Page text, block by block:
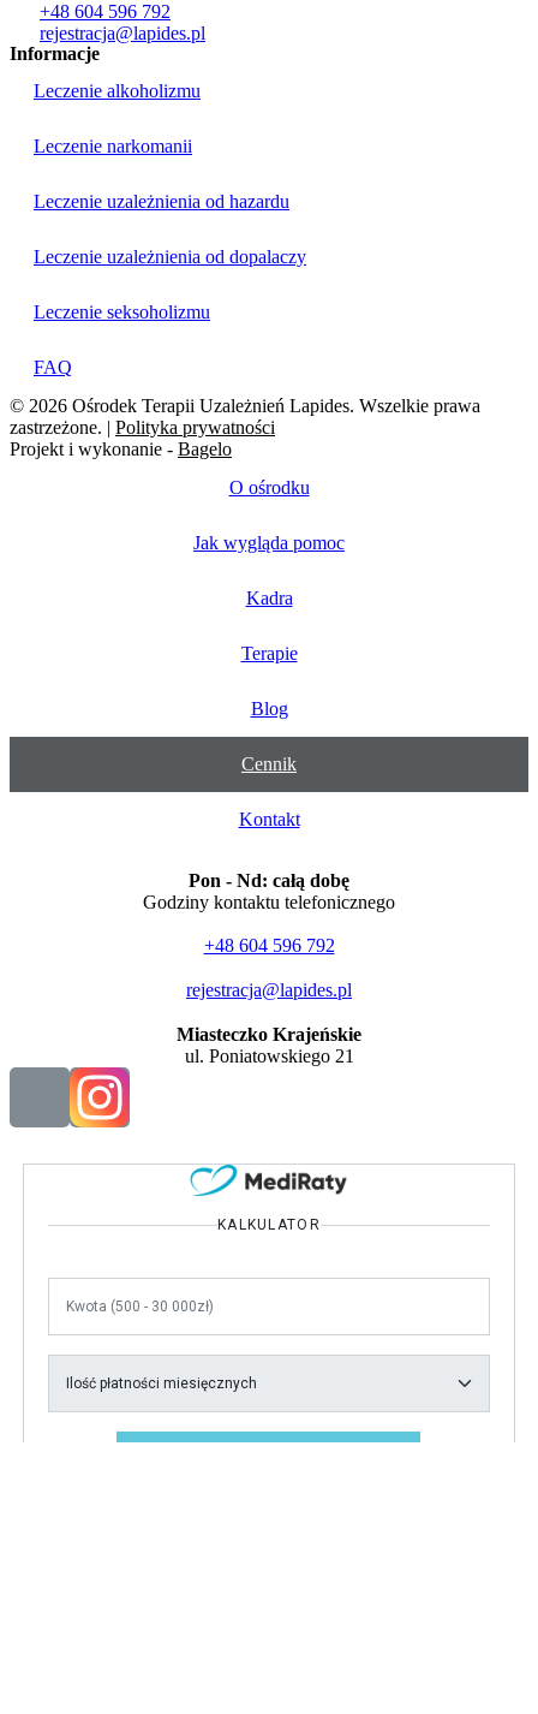
+48 604 596 792
rejestracja@lapides.pl
Informacje
Leczenie alkoholizmu
Leczenie narkomanii
Leczenie uzależnienia od hazardu
Leczenie uzależnienia od dopalaczy
Leczenie seksoholizmu
FAQ
© 2026 Ośrodek Terapii Uzależnień Lapides. Wszelkie prawa
zastrzeżone. | Polityka prywatności
Projekt i wykonanie - Bagelo
O ośrodku
Jak wygląda pomoc
Kadra
Terapie
Blog
Cennik
Kontakt
Pon - Nd: całą dobę
Godziny kontaktu telefonicznego
+48 604 596 792
rejestracja@lapides.pl
Miasteczko Krajeńskie
ul. Poniatowskiego 21